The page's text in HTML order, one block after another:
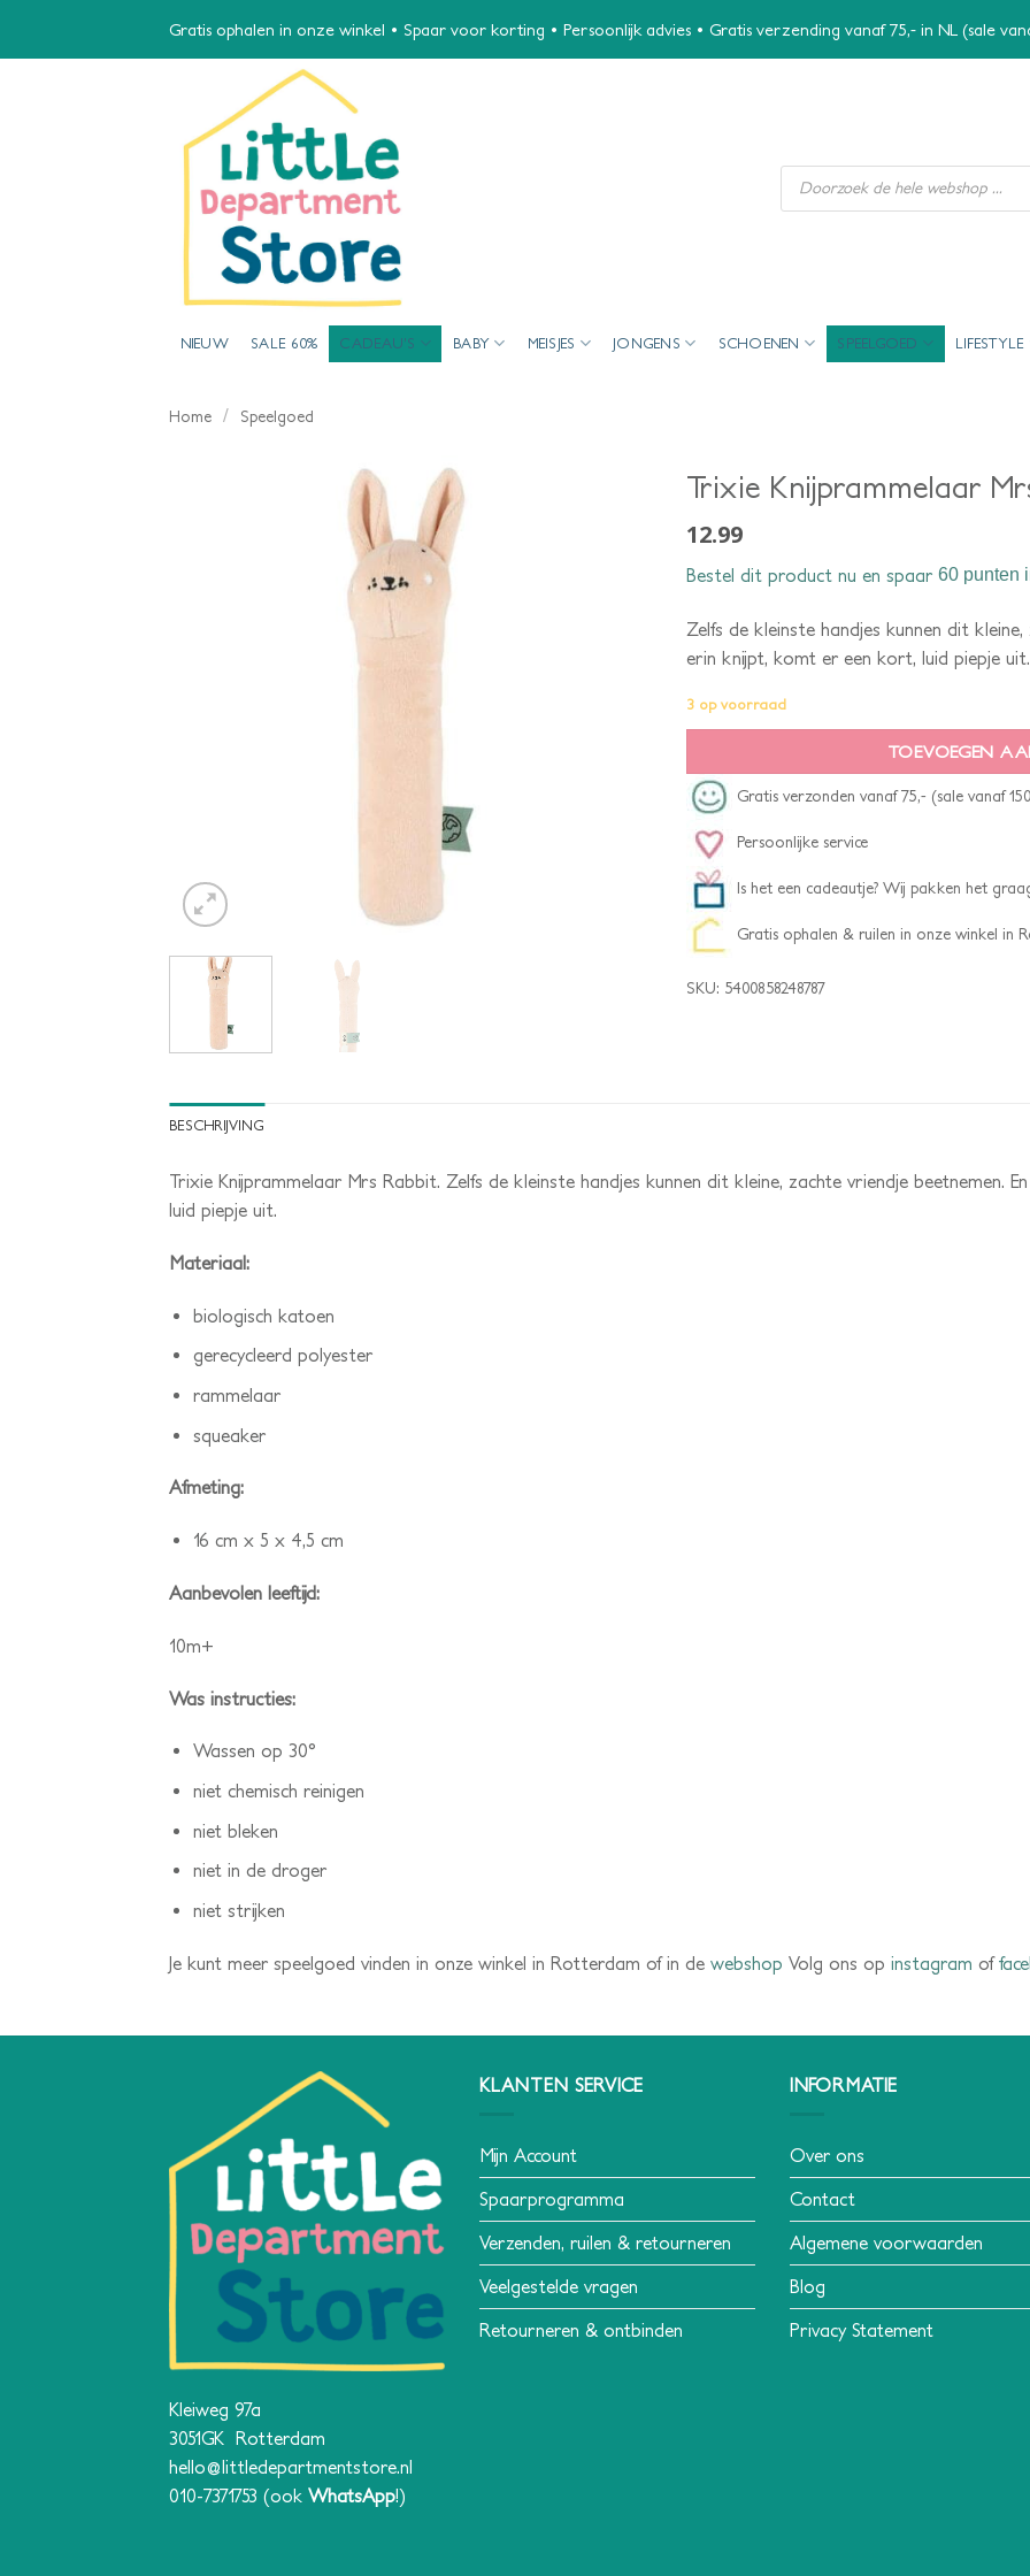
Gratis ophalen in onze winkel • Spaar voor korting • Persoonlijk advies • Gratis verzending vanaf 75,- in NL (sale
Producten
zoeken
NIEUW SALE 60% CADEAU’S BABY MEISJES JONGENS SCHOENEN SPEELGOED LIFESTYLE
Home / Speelgoed
Trixie Knijprammelaar
12.99
Bestel dit product nu en spaar 60 punten
Zelfs de kleinste handjes kunnen dit
erin knijpt, komt er een kort, luid piepje uit.
3 op voorraad
TOEVOEGEN
Gratis verzonden vanaf 75,- (sale vanaf
Persoonlijke service
Is het een cadeautje? Wij pakken het
Gratis ophalen & ruilen in onze winkel in
SKU: 5400858248787
BESCHRIJVING
Trixie Knijprammelaar Mrs Rabbit. Zelfs de kleinste handjes kunnen dit kleine, zachte vriendje beetnemen.
luid piepje uit.
Materiaal:
biologisch katoen
gerecycleerd polyester
rammelaar
squeaker
Afmeting:
16 cm x 5 x 4,5 cm
Aanbevolen leeftijd:
10m+
Was instructies:
Wassen op 30°
niet chemisch reinigen
niet bleken
niet in de droger
niet strijken
Je kunt meer speelgoed vinden in onze winkel in Rotterdam of in de webshop Volg ons op instagram of
Kleiweg 97a
3051GK Rotterdam
hello@littledepartmentstore.nl
010-7371753 (ook WhatsApp!)
KLANTEN SERVICE
Mijn Account
Spaarprogramma
Verzenden, ruilen & retourneren
Veelgestelde vragen
Retourneren & ontbinden
INFORMATIE
Over ons
Contact
Algemene voorwaarden
Blog
Privacy Statement